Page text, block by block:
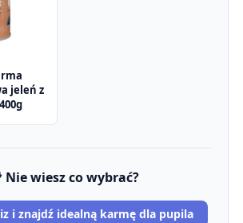
jeleń z
Nie wiesz co wybrać?
i znajdź idealną karmę dla pupila